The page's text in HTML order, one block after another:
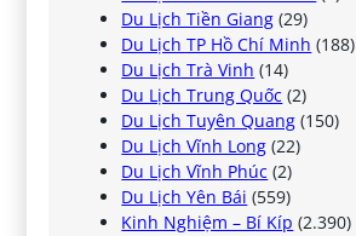
Du Lịch Tiền Giang (29)
Du Lịch TP Hồ Chí Minh (188)
Du Lịch Trà Vinh (14)
Du Lịch Trung Quốc (2)
Du Lịch Tuyên Quang (150)
Du Lịch Vĩnh Long (22)
Du Lịch Vĩnh Phúc (2)
Du Lịch Yên Bái (559)
Kinh Nghiệm – Bí Kíp (2.390)